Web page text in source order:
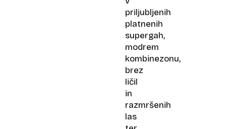
priljubljenih
platnenih
supergah,
modrem
kombinezonu,
brez
ličil
in
razmršenih
las